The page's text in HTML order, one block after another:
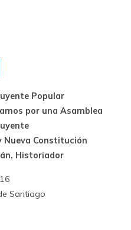
Popular
por una Asamblea
Nueva Constitución
Historiador
Santiago